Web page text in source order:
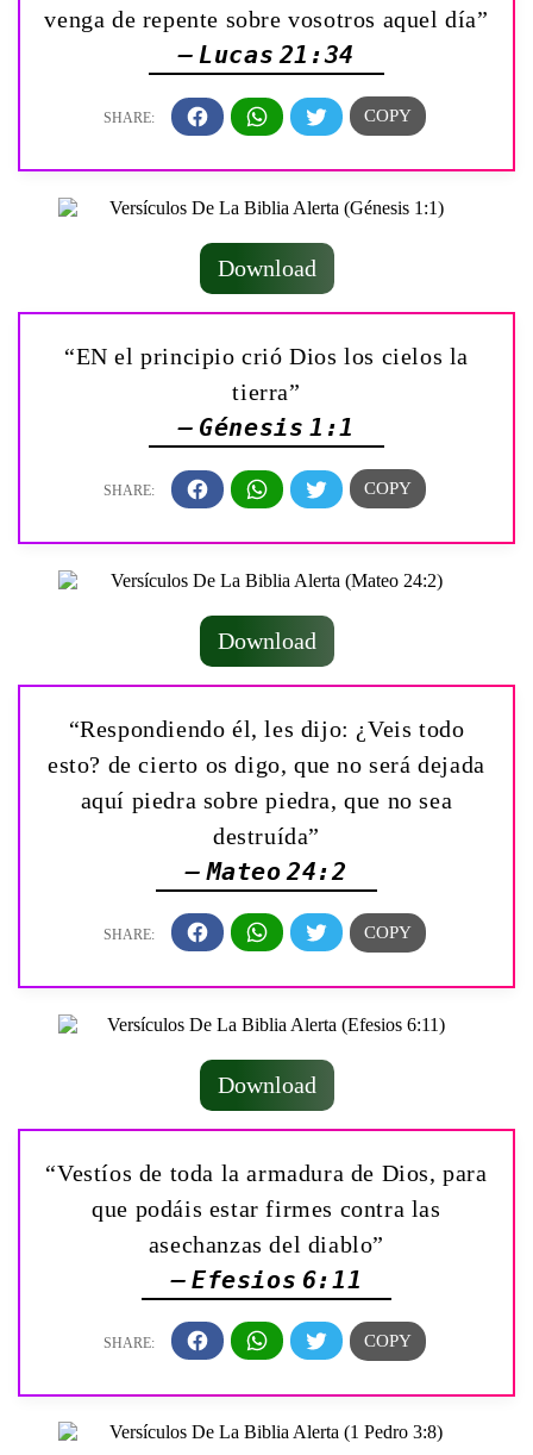
venga de repente sobre vosotros aquel día”
— Lucas 21:34
Download
“EN el principio crió Dios los cielos la
tierra”
— Génesis 1:1
Download
“Respondiendo él, les dijo: ¿Veis todo
esto? de cierto os digo, que no será dejada
aquí piedra sobre piedra, que no sea
destruída”
— Mateo 24:2
Download
“Vestíos de toda la armadura de Dios, para
que podáis estar firmes contra las
asechanzas del diablo”
— Efesios 6:11